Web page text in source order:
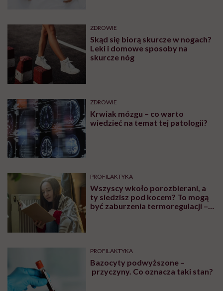
ZDROWIE
Skąd się biorą skurcze w nogach?
Leki i domowe sposoby na
skurcze nóg
ZDROWIE
Krwiak mózgu – co warto
wiedzieć na temat tej patologii?
PROFILAKTYKA
Wszyscy wkoło porozbierani, a
ty siedzisz pod kocem? To mogą
być zaburzenia termoregulacji –
PROFILAKTYKA
Bazocyty podwyższone –
przyczyny. Co oznacza taki stan?